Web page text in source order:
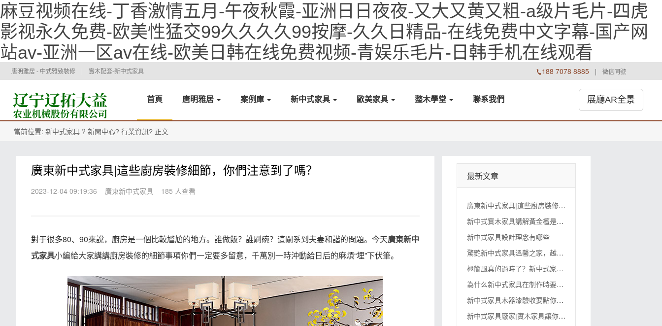
麻豆视频在线-丁香激情五月-午夜秋霞-亚洲日日夜夜-又大又黄又粗-a级片毛片-四虎
影视永久免费-欧美性猛交99久久久久99按摩-久久日精品-在线免费中文字幕-国产网
站av-亚洲一区av在线-欧美日韩在线免费视频-青娱乐毛片-日韩手机在线观看
唐明雅居 - 中式雅致裝修 實木配套-新中式家具  188 7078 8885 微信同號
首頁 唐明雅居 案例庫 新中式家具 歐美家具 整木學堂 聯系我們 展廳AR全景
當前位置: 新中式家具 ? 新聞中心? 行業資訊? 正文
廣東新中式家具|這些廚房裝修細節，你們注意到了嗎？
2023-12-04 09:19:36 廣東新中式家具 185 人查看
對于很多80、90來說，廚房是一個比較尷尬的地方。誰做飯？誰刷碗？這關系到夫妻和諧的問題。今天廣東新中
式家具小編給大家講講廚房裝修的細節事項你們一定要多留意，千萬別一時沖動給日后的麻煩“埋”下伏筆。
最新文章
廣
東新中式家具|這些廚房裝修細節，你們注意到了嗎？
新
中式實木家具講解黃金檀是什么木頭？有何特征？
新中式家具設計理念有哪些
驚
艷新中式家具溫馨之家，越住越舒服
極
簡風真的過時了？新中式家具才是理想中的家
為
什么新中式家具在制作時要留收縮縫
新
中式家具木器漆驗收要點你不可不知
新
中式家具廠家|實木家具讓你的家更具中國味